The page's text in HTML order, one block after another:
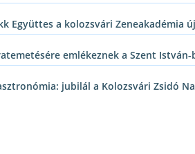
Együttes a kolozsvári Zeneakadémia
emlékeznek a Szent
jubilál a Kolozsvári Zsidó